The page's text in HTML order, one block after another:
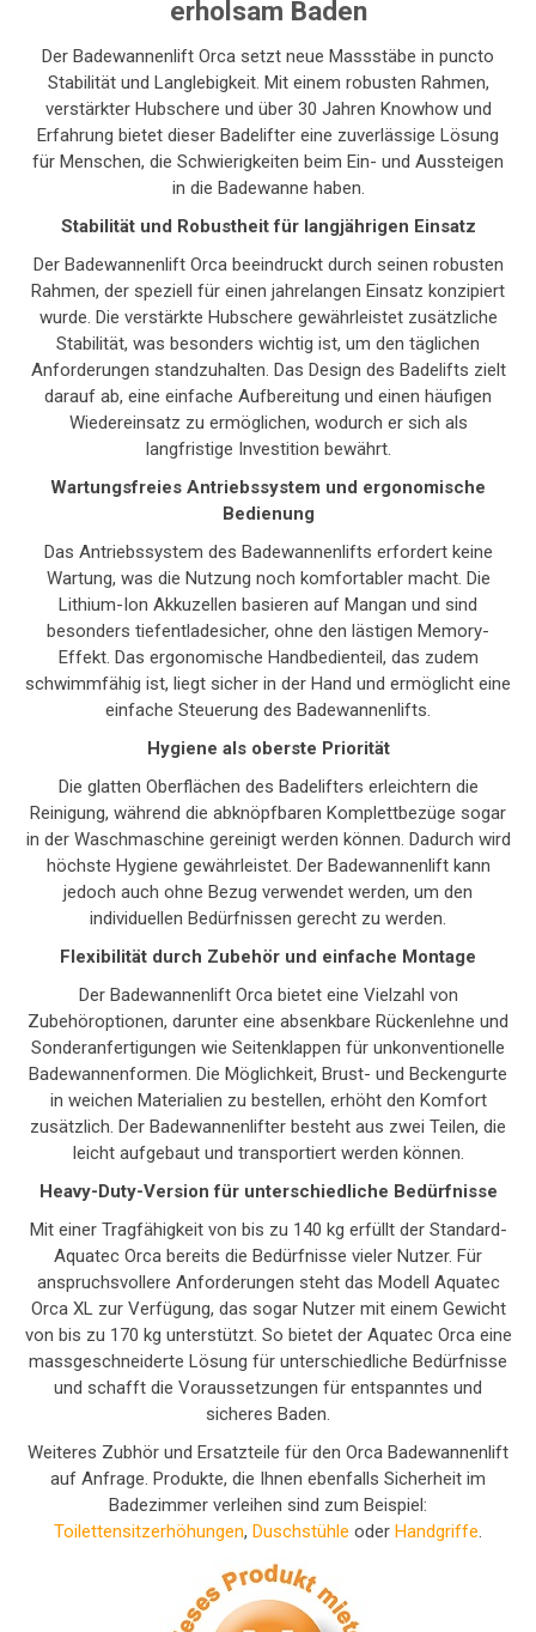
erholsam Baden
Der Badewannenlift Orca setzt neue Massstäbe in puncto
Stabilität und Langlebigkeit. Mit einem robusten Rahmen,
verstärkter Hubschere und über 30 Jahren Knowhow und
Erfahrung bietet dieser Badelifter eine zuverlässige Lösung
für Menschen, die Schwierigkeiten beim Ein- und Aussteigen
in die Badewanne haben.
Stabilität und Robustheit für langjährigen Einsatz
Der Badewannenlift Orca beeindruckt durch seinen robusten
Rahmen, der speziell für einen jahrelangen Einsatz konzipiert
wurde. Die verstärkte Hubschere gewährleistet zusätzliche
Stabilität, was besonders wichtig ist, um den täglichen
Anforderungen standzuhalten. Das Design des Badelifts zielt
darauf ab, eine einfache Aufbereitung und einen häufigen
Wiedereinsatz zu ermöglichen, wodurch er sich als
langfristige Investition bewährt.
Wartungsfreies Antriebssystem und ergonomische
Bedienung
Das Antriebssystem des Badewannenlifts erfordert keine
Wartung, was die Nutzung noch komfortabler macht. Die
Lithium-Ion Akkuzellen basieren auf Mangan und sind
besonders tiefentladesicher, ohne den lästigen Memory-
Effekt. Das ergonomische Handbedienteil, das zudem
schwimmfähig ist, liegt sicher in der Hand und ermöglicht eine
einfache Steuerung des Badewannenlifts.
Hygiene als oberste Priorität
Die glatten Oberflächen des Badelifters erleichtern die
Reinigung, während die abknöpfbaren Komplettbezüge sogar
in der Waschmaschine gereinigt werden können. Dadurch wird
höchste Hygiene gewährleistet. Der Badewannenlift kann
jedoch auch ohne Bezug verwendet werden, um den
individuellen Bedürfnissen gerecht zu werden.
Flexibilität durch Zubehör und einfache Montage
Der Badewannenlift Orca bietet eine Vielzahl von
Zubehöroptionen, darunter eine absenkbare Rückenlehne und
Sonderanfertigungen wie Seitenklappen für unkonventionelle
Badewannenformen. Die Möglichkeit, Brust- und Beckengurte
in weichen Materialien zu bestellen, erhöht den Komfort
zusätzlich. Der Badewannenlifter besteht aus zwei Teilen, die
leicht aufgebaut und transportiert werden können.
Heavy-Duty-Version für unterschiedliche Bedürfnisse
Mit einer Tragfähigkeit von bis zu 140 kg erfüllt der Standard-
Aquatec Orca bereits die Bedürfnisse vieler Nutzer. Für
anspruchsvollere Anforderungen steht das Modell Aquatec
Orca XL zur Verfügung, das sogar Nutzer mit einem Gewicht
von bis zu 170 kg unterstützt. So bietet der Aquatec Orca eine
massgeschneiderte Lösung für unterschiedliche Bedürfnisse
und schafft die Voraussetzungen für entspanntes und
sicheres Baden.
Weiteres Zubhör und Ersatzteile für den Orca Badewannenlift
auf Anfrage. Produkte, die Ihnen ebenfalls Sicherheit im
Badezimmer verleihen sind zum Beispiel:
Toilettensitzerhöhungen, Duschstühle oder Handgriffe.